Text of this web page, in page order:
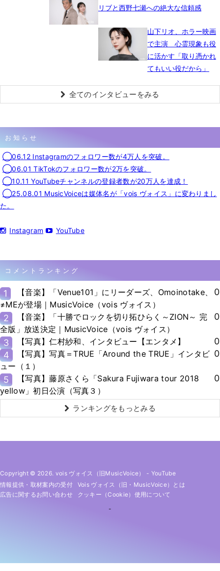
リブと西野七瀬への絶大な信頼感
山下リオ、ホラー映画
で主演 心霊現象も役
に活かす「取り憑かれ
てもいい役だから」
全てのインタビューをみる
お知らせ
◯06.12 Instagramのフォロワー数が4万人を突破。
◯06.01 TikTokのフォロワー数が2万を突破。
◯10.11 YouTubeチャンネルの登録者数が20万人を達成！
◯25.08.01 MusicVoiceは媒体名が「vois ヴォイス」に変わりまし
た。
Instagram YouTube
コメントランキング
1
【音楽】「Venue101」にリーダーズ、Omoinotake、
≠MEが登場｜MusicVoice（vois ヴォイス）
0
2
【音楽】「十勝でロックを切り拓ひらく～ZION～ 完
全版」放送決定｜MusicVoice（vois ヴォイス）
0
3 【写真】仁村紗和、インタビュー【エンタメ】
0
4
【写真】写真＝TRUE「Around the TRUE」インタビ
ュー（１）
0
5
【写真】藤原さくら「Sakura Fujiwara tour 2018
yellow」初日公演（写真３）
0
ランキングをもっとみる
Copyright © 2026. vois ヴォイス（旧MusicVoice） - YouTube
情報提供・取材案内の受付
Vois ヴォイス（旧・MusicVoice）とは
広告に関するお問い合わせ
クッキー（cookie）使用について
-